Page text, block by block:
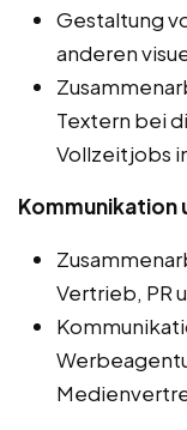
Gestaltung
anderen
Textern bei
Vollzeitjobs
Kommunikation
Vertrieb, PR